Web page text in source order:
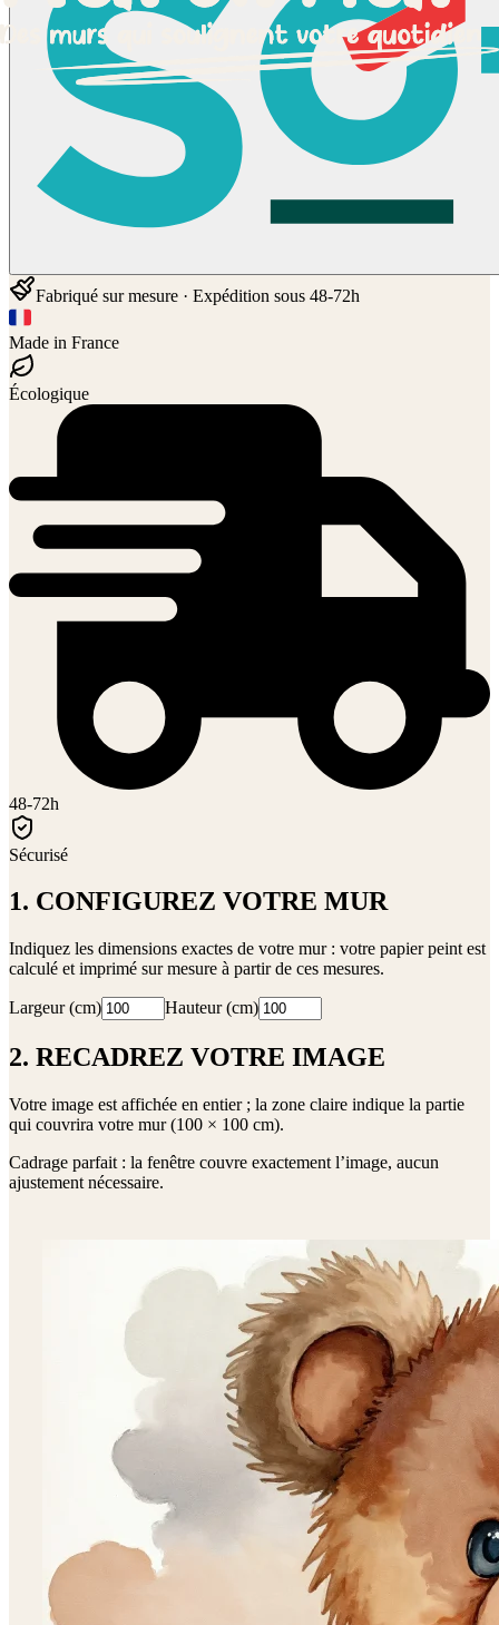
Fabriqué sur mesure · Expédition sous 48-72h
Made in France
Écologique
48-72h
Sécurisé
1. CONFIGUREZ VOTRE MUR
Indiquez les dimensions exactes de votre mur : votre papier peint est
calculé et imprimé sur mesure à partir de ces mesures.
Largeur (cm) Hauteur (cm)
2. RECADREZ VOTRE IMAGE
Votre image est affichée en entier ; la zone claire indique la partie
qui couvrira votre mur (100 × 100 cm).
Cadrage parfait : la fenêtre couvre exactement l’image, aucun
ajustement nécessaire.